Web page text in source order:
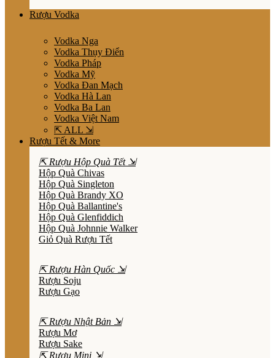
Rượu Vodka
Vodka Nga
Vodka Thụy Điển
Vodka Pháp
Vodka Mỹ
Vodka Đan Mạch
Vodka Hà Lan
Vodka Ba Lan
Vodka Việt Nam
⇱ ALL ⇲
Rượu Tết & More
⇱ Rượu Hộp Quà Tết ⇲
Hộp Quà Chivas
Hộp Quà Singleton
Hộp Quà Brandy XO
Hộp Quà Ballantine's
Hộp Quà Glenfiddich
Hộp Quà Johnnie Walker
Giỏ Quà Rượu Tết
⇱ Rượu Hàn Quốc ⇲
Rượu Soju
Rượu Gạo
⇱ Rượu Nhật Bản ⇲
Rượu Mơ
Rượu Sake
⇱ Rượu Mini ⇲